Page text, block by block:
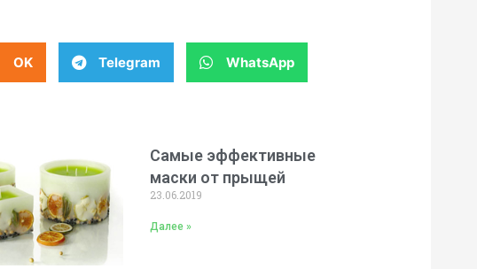
OK Telegram WhatsApp
Самые эффективные
маски от прыщей
23.06.2019
Далее »